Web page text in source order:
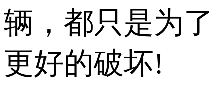
辆，都只是为了
更好的破坏!